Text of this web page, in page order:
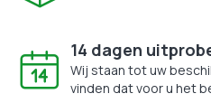
14 dagen
Wij staan tot uw
vinden dat voor u het